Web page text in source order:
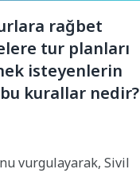
rağbet
tur planları
isteyenlerin
kurallar nedir?
vurgulayarak, Sivil